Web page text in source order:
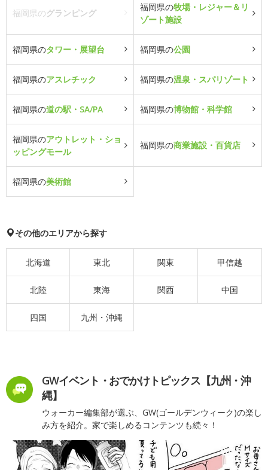
福岡県のグランピング
福岡県の牧場・レジャー＆リ
ゾート施設
福岡県のタワー・展望台 福岡県の公園
福岡県のアスレチック 福岡県の温泉・スパリゾート
福岡県の道の駅・SA/PA 福岡県の博物館・科学館
福岡県のアウトレット・ショ
ッピングモール
福岡県の商業施設・百貨店
福岡県の美術館
その他のエリアから探す
北海道 東北 関東 甲信越
北陸 東海 関西 中国
四国 九州・沖縄
GWイベント・おでかけトピックス【九州・沖
縄】
ウォーカー編集部が選ぶ、GW(ゴールデンウィーク)の楽し
み方を紹介。家で楽しめるコンテンツも続々！